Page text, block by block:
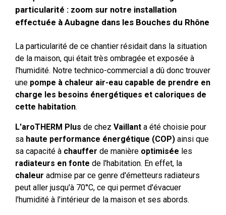
particularité : zoom sur notre installation
effectuée à Aubagne dans les Bouches du Rhône
La particularité de ce chantier résidait dans la situation
de la maison, qui était très ombragée et exposée à
l'humidité. Notre technico-commercial a dû donc trouver
une pompe à chaleur air-eau capable de prendre en
charge les besoins énergétiques et caloriques de
cette habitation.
L'aroTHERM Plus de chez Vaillanta été choisie pour
sahaute performance énergétique (COP)ainsi que
sa capacité à chauffer de manière optimisée les
radiateurs en fonte de l'habitation. En effet, la
chaleur admise par ce genre d'émetteurs radiateurs
peut aller jusqu'à 70°C, ce qui permet d'évacuer
l'humidité à l'intérieur de la maison et ses abords.